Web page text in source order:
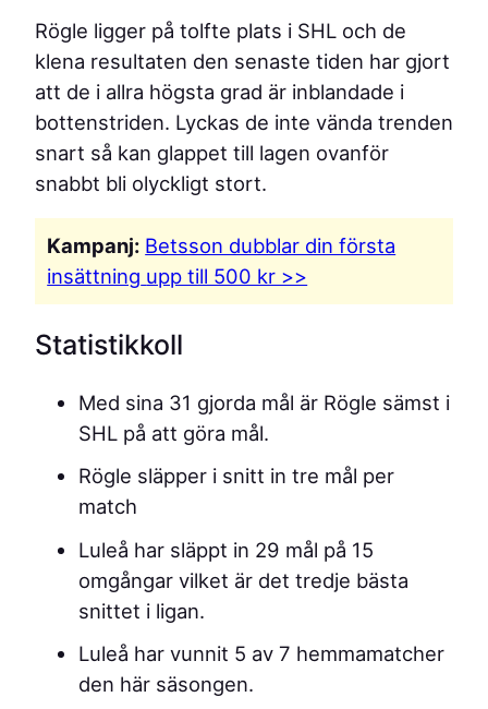
Rögle ligger på tolfte plats i SHL och de
klena resultaten den senaste tiden har gjort
att de i allra högsta grad är inblandade i
bottenstriden. Lyckas de inte vända trenden
snart så kan glappet till lagen ovanför
snabbt bli olyckligt stort.
Kampanj: Betsson dubblar din första
insättning upp till 500 kr >>
Statistikkoll
Med sina 31 gjorda mål är Rögle sämst i
SHL på att göra mål.
Rögle släpper i snitt in tre mål per
match
Luleå har släppt in 29 mål på 15
omgångar vilket är det tredje bästa
snittet i ligan.
Luleå har vunnit 5 av 7 hemmamatcher
den här säsongen.